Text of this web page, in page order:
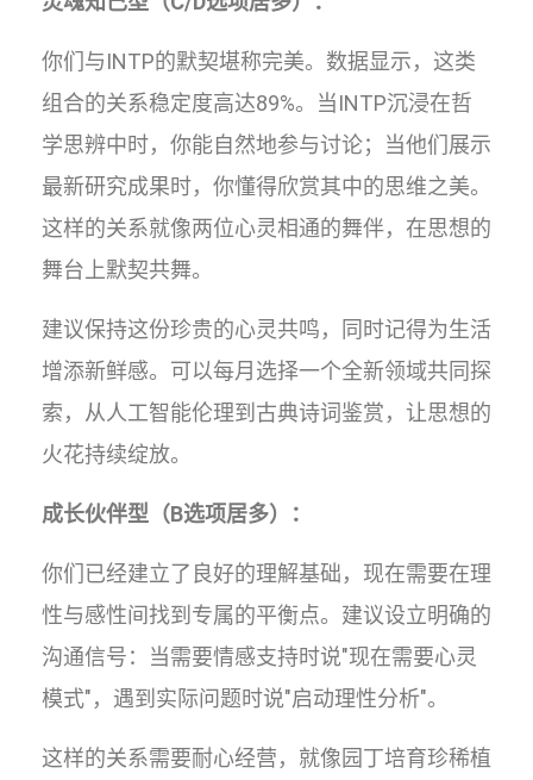
你们与INTP的默契堪称完美。数据显示，这类
组合的关系稳定度高达89%。当INTP沉浸在哲
学思辨中时，你能自然地参与讨论；当他们展示
最新研究成果时，你懂得欣赏其中的思维之美。
这样的关系就像两位心灵相通的舞伴，在思想的
舞台上默契共舞。
建议保持这份珍贵的心灵共鸣，同时记得为生活
增添新鲜感。可以每月选择一个全新领域共同探
索，从人工智能伦理到古典诗词鉴赏，让思想的
火花持续绽放。
成长伙伴型（B选项居多）：
你们已经建立了良好的理解基础，现在需要在理
性与感性间找到专属的平衡点。建议设立明确的
沟通信号：当需要情感支持时说"现在需要心灵
模式"，遇到实际问题时说"启动理性分析"。
这样的关系需要耐心经营，就像园丁培育珍稀植